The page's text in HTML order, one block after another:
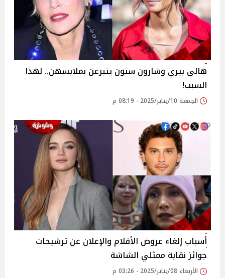
هالي بيري وشارون ستون يتبرعن بملابسهن.. لهذا
السبب!
الجمعة 10/يناير/2025 - 08:19 م
أسباب إلغاء عروض الأفلام والإعلان عن ترشيحات
جوائز نقابة ممثلي الشاشة
الأربعاء 08/يناير/2025 - 03:26 م